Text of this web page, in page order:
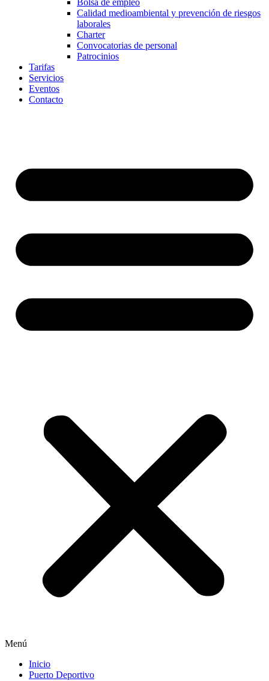
Bolsa de empleo
Calidad medioambiental y prevención de riesgos
laborales
Charter
Convocatorias de personal
Patrocinios
Tarifas
Servicios
Eventos
Contacto
Menú
Inicio
Puerto Deportivo